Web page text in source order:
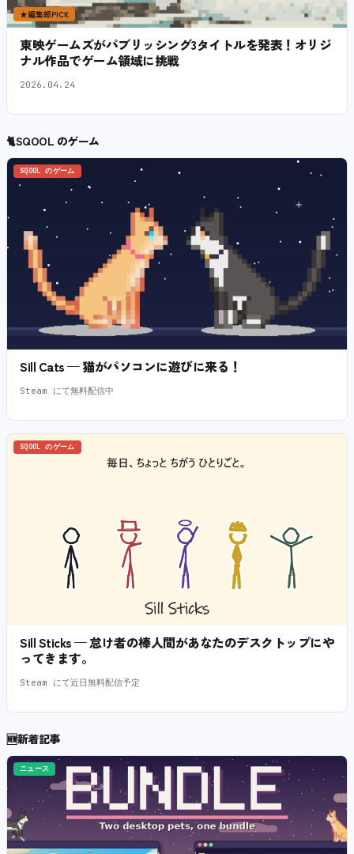
★編集部PICK
東映ゲームズがパブリッシング3タイトルを発表！オリジ
ナル作品でゲーム領域に挑戦
2026.04.24
🐈SQOOL のゲーム
SQOOL のゲーム
Sill Cats — 猫がパソコンに遊びに来る！
Steam にて無料配信中
SQOOL のゲーム
Sill Sticks — 怠け者の棒人間があなたのデスクトップにや
ってきます。
Steam にて近日無料配信予定
🆕新着記事
ニュース